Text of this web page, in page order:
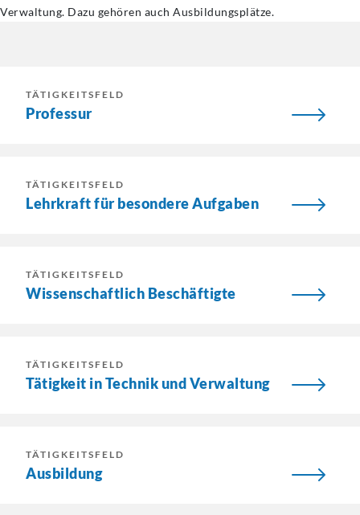
Verwaltung. Dazu gehören auch Ausbildungsplätze.
TÄTIGKEITSFELD
Professur
TÄTIGKEITSFELD
Lehrkraft für besondere Aufgaben
TÄTIGKEITSFELD
Wissenschaftlich Beschäftigte
TÄTIGKEITSFELD
Tätigkeit in Technik und Verwaltung
TÄTIGKEITSFELD
Ausbildung